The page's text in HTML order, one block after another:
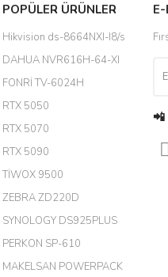
POPÜLER ÜRÜNLER
Hikvision ds-8664NXI-I8/s
DAHUA NVR616H-64-XI
FONRİ TV-6024H
RTX 5050
RTX 5070
RTX 5090
TİWOX 9500
ZEBRA ZD220D
SYNOLOGY DS925PLUS
PERKON SP-610
MAKELSAN POWERPACK